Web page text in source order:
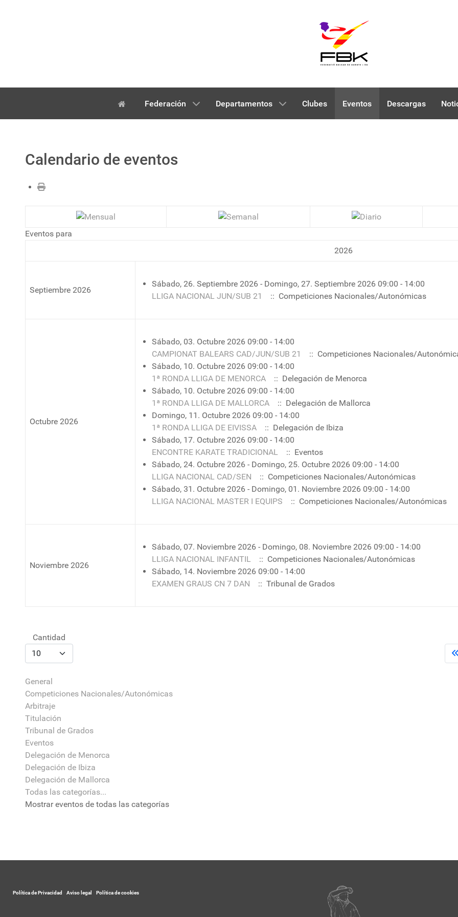
Federación Departamentos Clubes Eventos Descargas
Calendario de eventos
Eventos para
2026
Septiembre 2026
Sábado, 26. Septiembre 2026 - Domingo, 27. Septiembre 2026 09:00 - 14:00
LLIGA NACIONAL JUN/SUB 21
:: Competiciones Nacionales/Autonómicas
Octubre 2026
Sábado, 03. Octubre 2026 09:00 - 14:00
CAMPIONAT BALEARS CAD/JUN/SUB 21
:: Competiciones Nacionales/
Sábado, 10. Octubre 2026 09:00 - 14:00
1ª RONDA LLIGA DE MENORCA
:: Delegación de Menorca
Sábado, 10. Octubre 2026 09:00 - 14:00
1ª RONDA LLIGA DE MALLORCA
:: Delegación de Mallorca
Domingo, 11. Octubre 2026 09:00 - 14:00
1ª RONDA LLIGA DE EIVISSA
:: Delegación de Ibiza
Sábado, 17. Octubre 2026 09:00 - 14:00
ENCONTRE KARATE TRADICIONAL
:: Eventos
Sábado, 24. Octubre 2026 - Domingo, 25. Octubre 2026 09:00 - 14:00
LLIGA NACIONAL CAD/SEN
:: Competiciones Nacionales/Autonómicas
Sábado, 31. Octubre 2026 - Domingo, 01. Noviembre 2026 09:00 - 14:00
LLIGA NACIONAL MASTER I EQUIPS
:: Competiciones Nacionales/Autonómicas
Noviembre 2026
Sábado, 07. Noviembre 2026 - Domingo, 08. Noviembre 2026 09:00 - 14:00
LLIGA NACIONAL INFANTIL
:: Competiciones Nacionales/Autonómicas
Sábado, 14. Noviembre 2026 09:00 - 14:00
EXAMEN GRAUS CN 7 DAN
:: Tribunal de Grados
Cantidad
General
Competiciones Nacionales/Autonómicas
Arbitraje
Titulación
Tribunal de Grados
Eventos
Delegación de Menorca
Delegación de Ibiza
Delegación de Mallorca
Todas las categorías...
Mostrar eventos de todas las categorías
Política de Privacidad Aviso legal Política de cookies